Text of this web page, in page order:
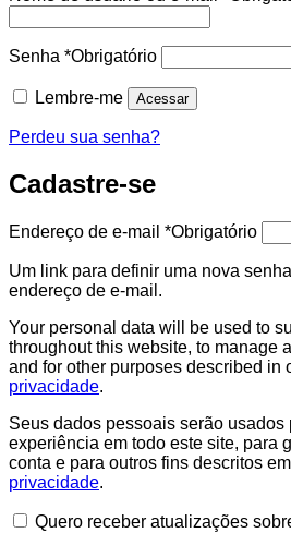
Senha *Obrigatório
Lembre-me Acessar
Perdeu sua senha?
Cadastre-se
Endereço de e-mail *Obrigatório
Um link para definir uma nova
endereço de e-mail.
Your personal data will be used to
throughout this website, to manage
and for other purposes described in
privacidade.
Seus dados pessoais serão usados
experiência em todo este site, para
conta e para outros fins descritos
privacidade.
Quero receber atualizações